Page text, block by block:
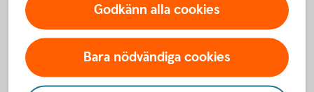
Skogskontot eller Skogsskadekontot.
Mer information om Skogskontot och
Skogsskadekontot
Godkänn alla cookies
Bara nödvändiga cookies